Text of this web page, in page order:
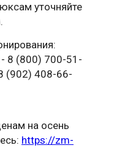
уточняйте
- 8 (800) 700-51-
(902) 408-66-
на осень
https://zm-